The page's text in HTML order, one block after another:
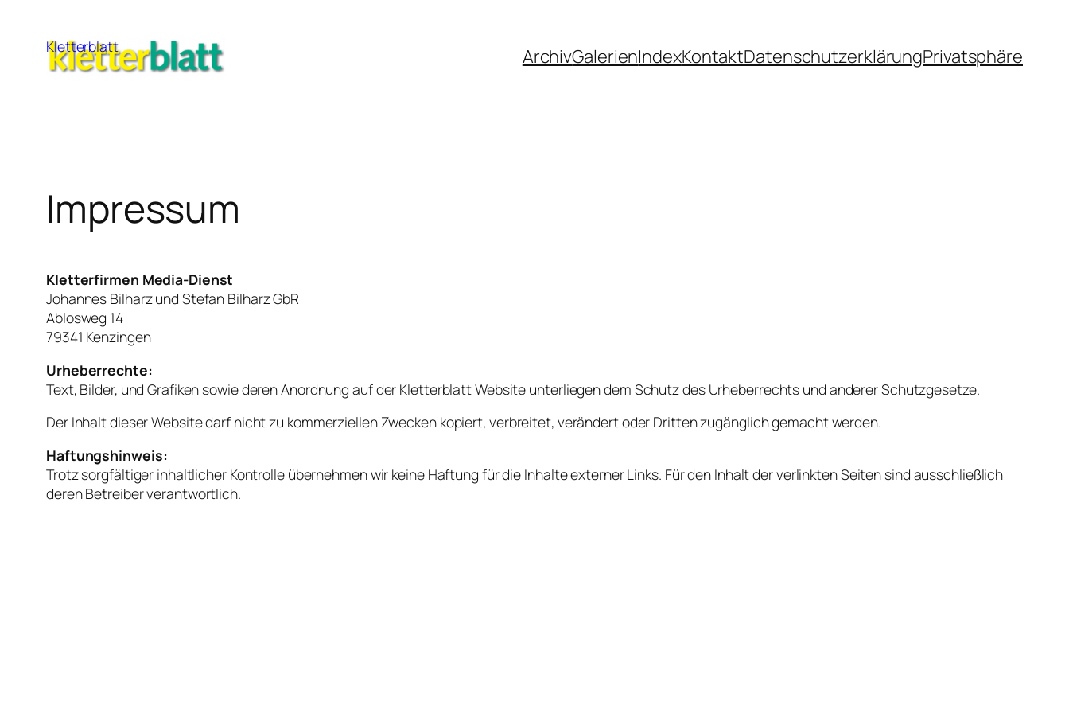
Inhalt
springen
Kletterblatt ArchivGalerienIndexKontaktDatenschutzerklärungPrivatsphäre
Impressum
Kletterfirmen Media-Dienst
Johannes Bilharz und Stefan Bilharz GbR
Ablosweg 14
79341 Kenzingen
Urheberrechte:
Text, Bilder, und Grafiken sowie deren Anordnung auf der Kletterblatt Website unterliegen dem Schutz des Urheberrechts und anderer Schutzgesetze.
Der Inhalt dieser Website darf nicht zu kommerziellen Zwecken kopiert, verbreitet, verändert oder Dritten zugänglich gemacht werden.
Haftungshinweis:
Trotz sorgfältiger inhaltlicher Kontrolle übernehmen wir keine Haftung für die Inhalte externer Links. Für den Inhalt der verlinkten Seiten sind ausschließlich
deren Betreiber verantwortlich.